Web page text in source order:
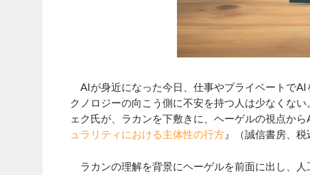
AIが身近になった今日、仕事やプライベートで
クノロジーの向こう側に不安を持つ人は少なくな
ェク氏が、ラカンを下敷きに、ヘーゲルの視点か
ュラリティにおける主体性の行方 』（誠信書房、
ラカンの理解を背景にヘーゲルを前面に出し、